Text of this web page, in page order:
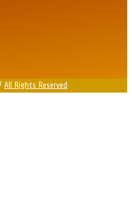
/ All Rights Reserved